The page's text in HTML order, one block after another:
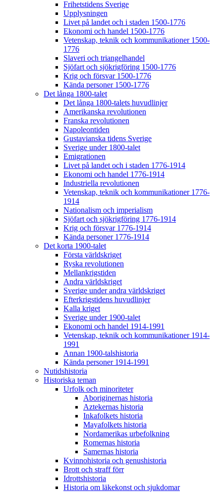
Frihetstidens Sverige
Upplysningen
Livet på landet och i staden 1500-1776
Ekonomi och handel 1500-1776
Vetenskap, teknik och kommunikationer 1500-
1776
Slaveri och triangelhandel
Sjöfart och sjökrigföring 1500-1776
Krig och försvar 1500-1776
Kända personer 1500-1776
Det långa 1800-talet
Det långa 1800-talets huvudlinjer
Amerikanska revolutionen
Franska revolutionen
Napoleontiden
Gustavianska tidens Sverige
Sverige under 1800-talet
Emigrationen
Livet på landet och i staden 1776-1914
Ekonomi och handel 1776-1914
Industriella revolutionen
Vetenskap, teknik och kommunikationer 1776-
1914
Nationalism och imperialism
Sjöfart och sjökrigföring 1776-1914
Krig och försvar 1776-1914
Kända personer 1776-1914
Det korta 1900-talet
Första världskriget
Ryska revolutionen
Mellankrigstiden
Andra världskriget
Sverige under andra världskriget
Efterkrigstidens huvudlinjer
Kalla kriget
Sverige under 1900-talet
Ekonomi och handel 1914-1991
Vetenskap, teknik och kommunikationer 1914-
1991
Annan 1900-talshistoria
Kända personer 1914-1991
Nutidshistoria
Historiska teman
Urfolk och minoriteter
Aboriginernas historia
Aztekernas historia
Inkafolkets historia
Mayafolkets historia
Nordamerikas urbefolkning
Romernas historia
Samernas historia
Kvinnohistoria och genushistoria
Brott och straff förr
Idrottshistoria
Historia om läkekonst och sjukdomar